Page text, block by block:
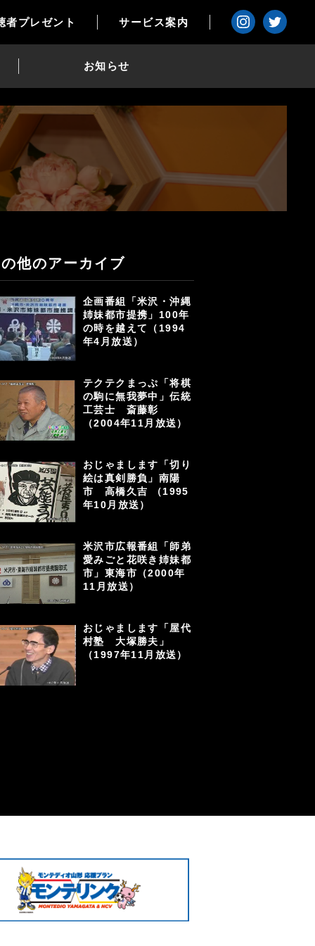
者プレゼント サービス案内
お知らせ
その他のアーカイブ
企画番組「米沢・沖縄
姉妹都市提携」100年
の時を越えて（1994
年4月放送）
テクテクまっぷ「将棋
の駒に無我夢中」伝統
工芸士 斎藤彰
（2004年11月放送）
おじゃまします「切り
絵は真剣勝負」南陽
市 高橋久吉 （1995
年10月放送）
米沢市広報番組「師弟
愛みごと花咲き姉妹都
市」東海市（2000年
11月放送）
おじゃまします「屋代
村塾 大塚勝夫」
（1997年11月放送）